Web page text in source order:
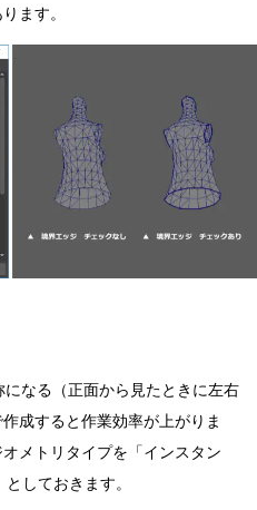
ます。
なる（正面から見たときに左右
成すると作業効率が上がりま
メトリタイプを「インスタン
しておきます。